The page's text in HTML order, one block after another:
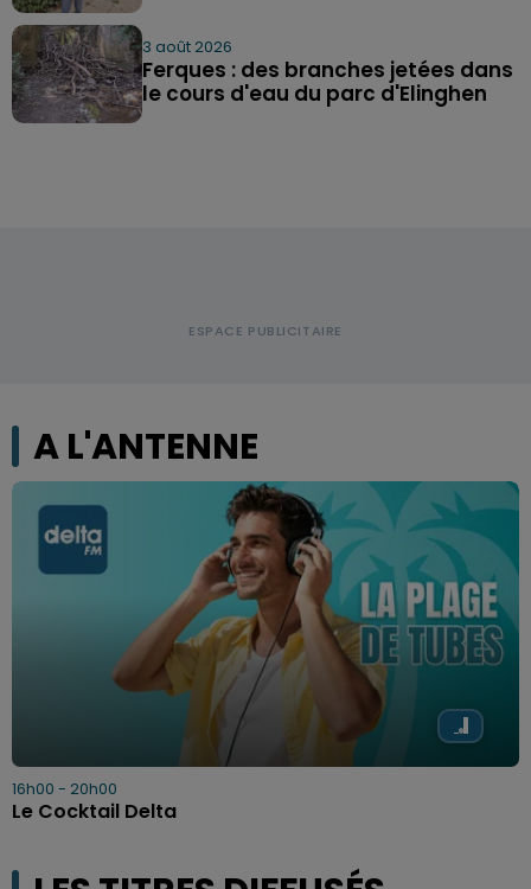
3 août 2026
Ferques : des branches jetées dans
le cours d'eau du parc d'Elinghen
A L'ANTENNE
16h00 - 20h00
Le Cocktail Delta